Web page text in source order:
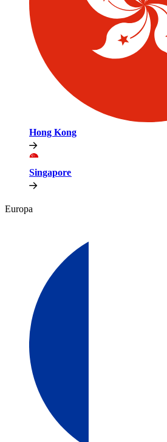
Hong Kong​​
Singapore​​
Europa​​